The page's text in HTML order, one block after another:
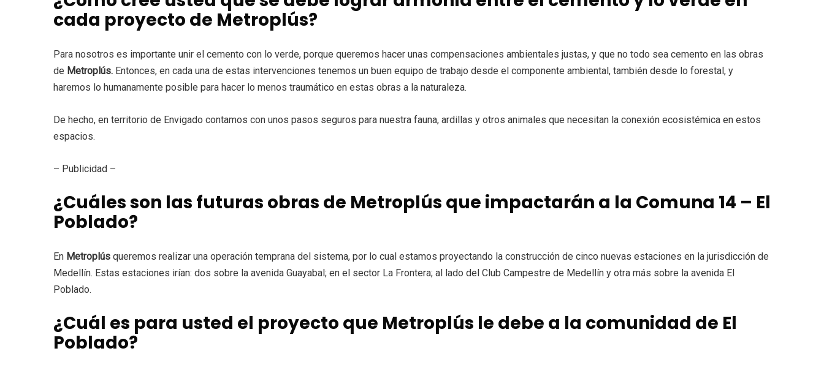
cada proyecto de Metroplús?
Para nosotros es importante unir el cemento con lo verde, porque queremos hacer unas compensaciones ambientales justas, y que no todo sea cemento en las obras
de Metroplús. Entonces, en cada una de estas intervenciones tenemos un buen equipo de trabajo desde el componente ambiental, también desde lo forestal, y
haremos lo humanamente posible para hacer lo menos traumático en estas obras a la naturaleza.
De hecho, en territorio de Envigado contamos con unos pasos seguros para nuestra fauna, ardillas y otros animales que necesitan la conexión ecosistémica en estos
espacios.
– Publicidad –
¿Cuáles son las futuras obras de Metroplús que impactarán a la Comuna 14 – El
Poblado?
En Metroplús queremos realizar una operación temprana del sistema, por lo cual estamos proyectando la construcción de cinco nuevas estaciones en la jurisdicción de
Medellín. Estas estaciones irían: dos sobre la avenida Guayabal; en el sector La Frontera; al lado del Club Campestre de Medellín y otra más sobre la avenida El
Poblado.
¿Cuál es para usted el proyecto que Metroplús le debe a la comunidad de El
Poblado?